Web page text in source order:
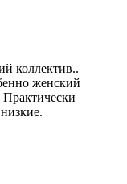
коллектив..
женский